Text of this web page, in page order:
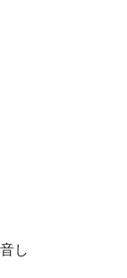
し